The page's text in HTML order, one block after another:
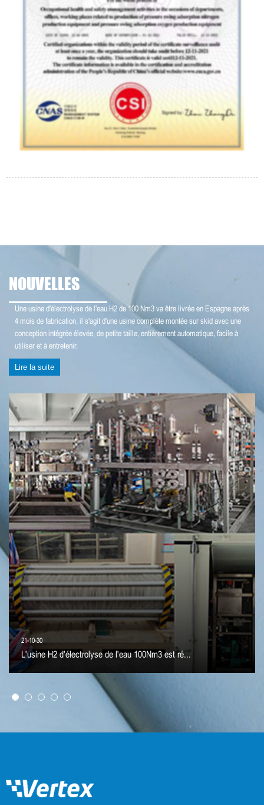
NOUVELLES
Une usine d'électrolyse de l'eau H2 de 100 Nm3 va être livrée en Espagne après
4 mois de fabrication, il s'agit d'une usine complète montée sur skid avec une
conception intégrée élevée, de petite taille, entièrement automatique, facile à
utiliser et à entretenir.
Lire la suite
21-10-30
L'usine H2 d'électrolyse de l'eau 100Nm3 est ré...